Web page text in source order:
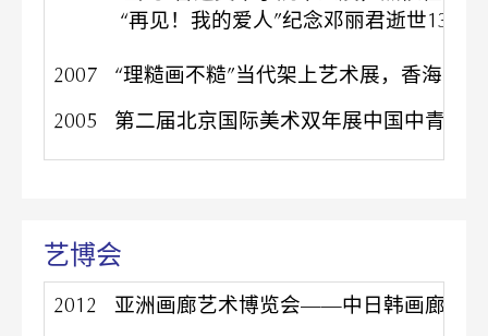
“再见！我的爱人”纪念邓丽君逝世13周
2007
“理糙画不糙”当代架上艺术展，香海画
2005
第二届北京国际美术双年展中国中青艺
艺博会
2012
亚洲画廊艺术博览会——中日韩画廊精